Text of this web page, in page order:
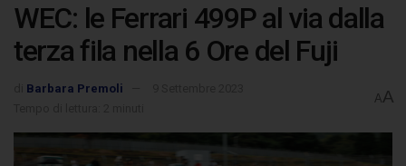
WEC: le Ferrari 499P al via dalla
terza fila nella 6 Ore del Fuji
Barbara Premoli
AA